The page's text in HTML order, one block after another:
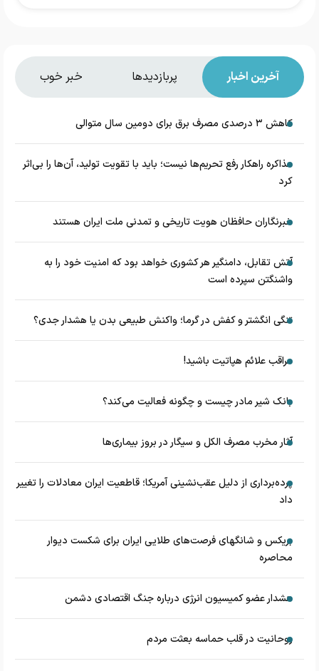
آخرین اخبار پربازدیدها خبر خوب
کاهش ۳ درصدی مصرف برق برای دومین سال متوالی
مذاکره راهکار رفع تحریم‌ها نیست؛ باید با تقویت تولید، آن‌ها را بی‌اثر
کرد
خبرنگاران حافظان هویت تاریخی و تمدنی ملت ایران هستند
آتش تقابل، دامنگیر هر کشوری خواهد بود که امنیت خود را به
واشنگتن سپرده است
تنگی انگشتر و کفش در گرما؛ واکنش طبیعی بدن یا هشدار جدی؟
مراقب علائم هپاتیت باشید!
بانک شیر مادر چیست و چگونه فعالیت می‌کند؟
آثار مخرب مصرف الکل و سیگار در بروز بیماری‌ها
پرده‌برداری از دلیل عقب‌نشینی آمریکا؛ قاطعیت ایران معادلات را تغییر
داد
بریکس و شانگهای فرصت‌های طلایی ایران برای شکست دیوار
محاصره
هشدار عضو کمیسیون انرژی درباره جنگ اقتصادی دشمن
روحانیت در قلب حماسه بعثت مردم